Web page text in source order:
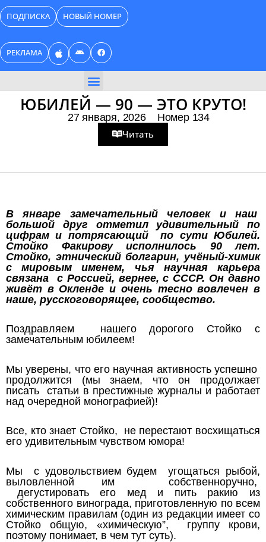
Перейти
к
ПОДПИСКА НОВЫЙ НОМЕР
РЕКЛАМА
ЮБИЛЕЙ — 90 — ЭТО КРУТО!
27 января, 2026
Номер 134
Читать
В январе замечательный человек и наш
большой друг отметил удивительный по
цифрам и потрясающий по сути Юбилей.
Стойко Факирову исполнилось 90 лет.
Стойко, этнический болгарин, учёный-химик
с мировым именем, чья научная карьера
связана с Россией, вернее, с СССР. Он давно
живёт в Окленде и очень тесно вовлечен в
наше, русскоговорящее, сообщество.
Поздравляем нашего дорогого Стойко с
замечательным юбилеем!
Мы уверены, что его научная активность успешно
продолжится (мы знаем, что он продолжает
писать статьи в престижные журналы и работает
над очередной монографией)!
Все, кто знает Стойко, не перестают восхищаться
его удивительным чувством юмора!
Мы с удовольствием будем угощаться рыбой,
выловленной им собственноручно,
дегустировать его мед и пить ракию из
собственного винограда, приготовленную по всем
химическим правилам (один из редакции имеет со
Стойко общую, «химическую”, группу крови,
поэтому понимает, в чем тут суть).